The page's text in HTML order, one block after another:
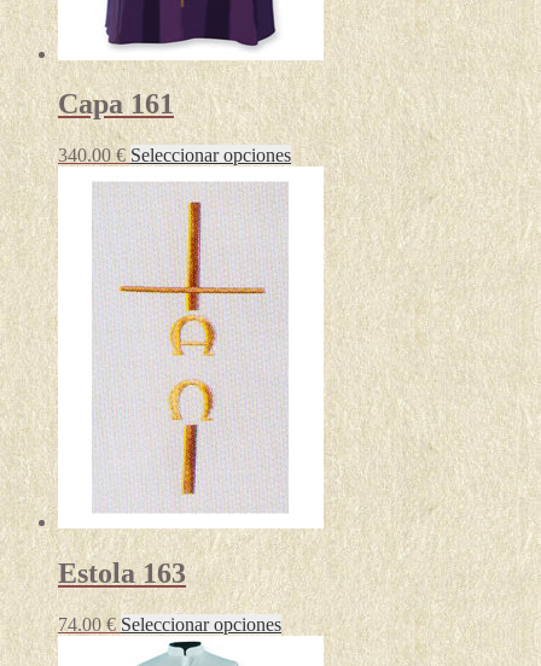
Capa 161
340.00€ Seleccionar opcionesEste
producto
múltiples
variantes.
opciones
pueden
elegir
página
producto
Estola 163
74.00€ Seleccionar opcionesEste
producto